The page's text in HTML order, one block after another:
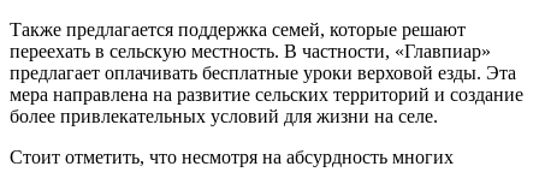
Также предлагается поддержка семей, которые решают
переехать в сельскую местность. В частности, «Главпиар»
предлагает оплачивать бесплатные уроки верховой езды. Эта
мера направлена на развитие сельских территорий и создание
более привлекательных условий для жизни на селе.
Стоит отметить, что несмотря на абсурдность многих